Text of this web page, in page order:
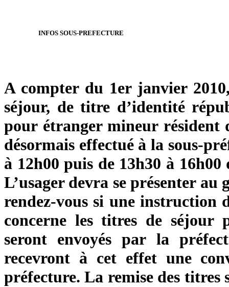
INFOS SOUS-PREFECTURE
A compter du 1er janvier
séjour, de titre d’identité
pour étranger mineur résident
désormais effectué à la sous-
à 12h00 puis de 13h30 à
L’usager devra se présenter
rendez-vous si une instruction
concerne les titres de séjour
seront envoyés par la
recevront à cet effet une
préfecture. La remise des titres